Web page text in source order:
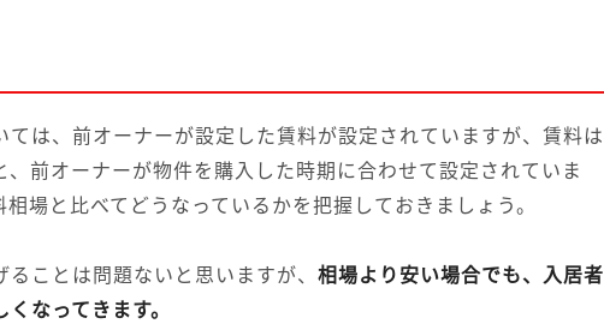
ては、前オーナーが設定した賃料が設定されていますが、賃料は
前オーナーが物件を購入した時期に合わせて設定されていま
場と比べてどうなっているかを把握しておきましょう。
ことは問題ないと思いますが、 相場より安い場合でも、入居者
なってきます。